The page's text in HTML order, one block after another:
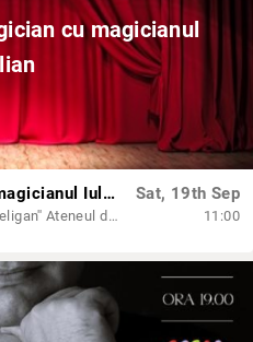
cu magicianul
Povestea unui magician cu magicianul Iulian
Sala Mare de Spectacole ,,Radu Beligan'' Ateneul din Iași
Sat, 19th Sep
11:00